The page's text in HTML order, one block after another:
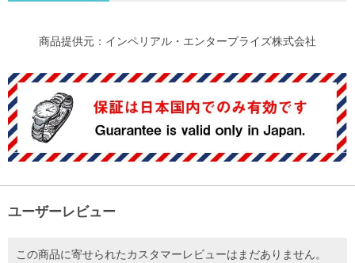
商品提供元：インペリアル・エンタープライズ株式会社
ユーザーレビュー
この商品に寄せられたカスタマーレビューはまだありません。